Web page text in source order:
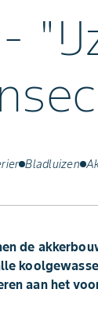
Bladluizen
de
aan het